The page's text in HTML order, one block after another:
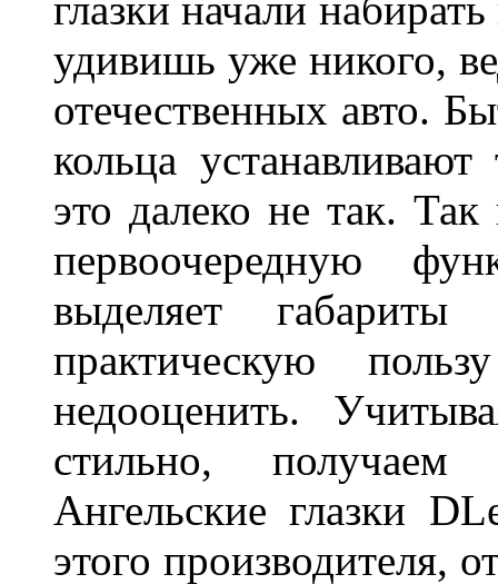
удивишь уже никого,
отечественных авто.
кольца
это далеко не так. Так
первоочередную
выделяет
практическую
недооценить.
стильно,
Ангельские глазки
этого производителя,